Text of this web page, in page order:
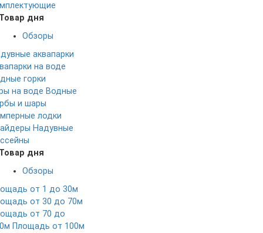
дня
Обзоры
аквапарки
на воде
горки
на воде Водные
и шары
лодки
Надувные
дня
Обзоры
от 1 до 30м
от 30 до 70м
от 70 до
Площадь от 100м